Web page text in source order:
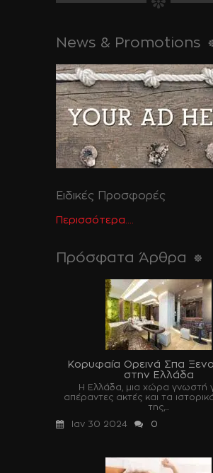
News & Promotions
Ειδικές Προσφορές
Περισσότερα....
Πρόσφατα Άρθρα
Κορυφαία Ορεινά Σπα
στην Ελλάδα
Η Ελλάδα, μια χώρα γνωστή
απέραντες ακτές και τα
της,...
Ιαν 30 2024
0